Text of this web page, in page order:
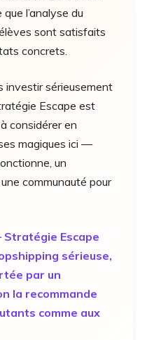
l’analyse du
sont satisfaits
concrets.
investir sérieusement
Escape est
considérer en
magiques ici —
un
communauté pour
Escape
sérieuse,
par un
la recommande
comme aux